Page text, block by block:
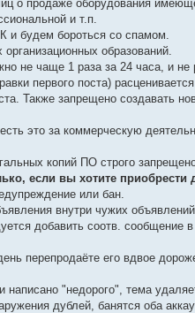
о продаже оборудования
и т.п.
и будем бороться со спамом.
образований.
не чаще 1 раза за 24 часа, и не
первого поста) расценивается
Также запрещено создавать
это за коммерческую
копий ПО строго
если вы хотите приобрести
или бан.
внутри чужих объявлений.
добавить соотв. сообщение
перепродаёте его вдвое
написано "недорого", тема
дублей, банятся оба